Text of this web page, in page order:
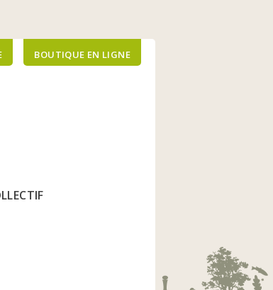
BOUTIQUE EN LIGNE